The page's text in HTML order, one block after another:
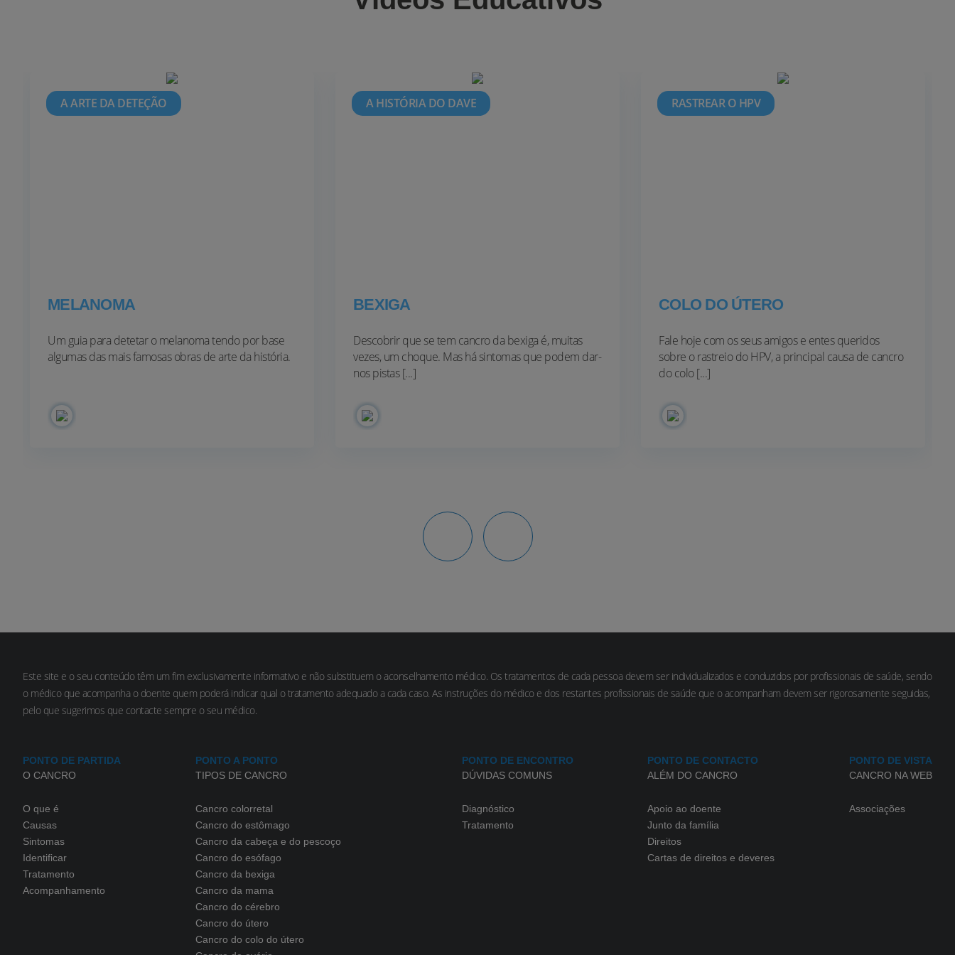
A ARTE DA DETEÇÃO
MELANOMA
Um guia para detetar o melanoma tendo por base
algumas das mais famosas obras de arte da história.
A HISTÓRIA DO DAVE
BEXIGA
Descobrir que se tem cancro da bexiga é, muitas
vezes, um choque. Mas há sintomas que podem dar-
nos pistas [...]
RASTREAR O HPV
COLO DO ÚTERO
Fale hoje com os seus amigos e entes queridos
sobre o rastreio do HPV, a principal causa de cancro
do colo [...]
Este site e o seu conteúdo têm um fim exclusivamente informativo e não substituem o aconselhamento médico. Os tratamentos de cada pessoa devem ser individualizados e conduzidos por profissionais de saúde, sendo
o médico que acompanha o doente quem poderá indicar qual o tratamento adequado a cada caso. As instruções do médico e dos restantes profissionais de saúde que o acompanham devem ser rigorosamente seguidas,
pelo que sugerimos que contacte sempre o seu médico.
PONTO DE PARTIDA
O CANCRO
O que é
Causas
Sintomas
Identificar
Tratamento
Acompanhamento
PONTO A PONTO
TIPOS DE CANCRO
Cancro colorretal
Cancro do estômago
Cancro da cabeça e do pescoço
Cancro do esófago
Cancro da bexiga
Cancro da mama
Cancro do cérebro
Cancro do útero
Cancro do colo do útero
PONTO DE ENCONTRO
DÚVIDAS COMUNS
Diagnóstico
Tratamento
PONTO DE CONTACTO
ALÉM DO CANCRO
Apoio ao doente
Junto da família
Direitos
Cartas de direitos e deveres
PONTO DE VISTA
CANCRO NA WEB
Associações